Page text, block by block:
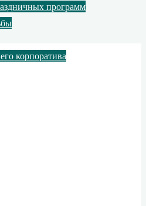
программ
корпоратива